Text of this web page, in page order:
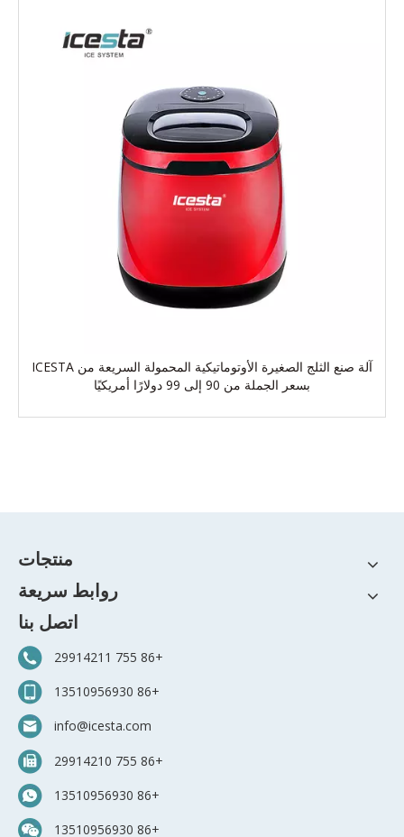
آلة صنع الثلج الصغيرة الأوتوماتيكية المحمولة السريعة من ICESTA
بسعر الجملة من 90 إلى 99 دولارًا أمريكيًا
منتجات
روابط سريعة
اتصل بنا
+86 755 29914211
+86 13510956930
info@icesta.com
+86 755 29914210
+86 13510956930
+86 13510956930